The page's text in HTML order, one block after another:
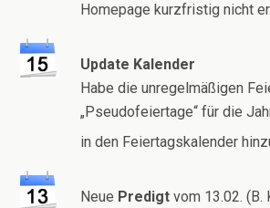
Homepage kurzfristig nicht
Update Kalender
Habe die unregelmäßigen
„Pseudofeiertage“ für die
in den Feiertagskalender
Neue Predigt vom 13.02.